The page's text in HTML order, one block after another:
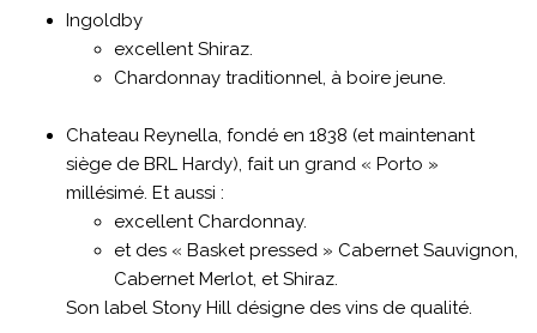
Ingoldby
excellent Shiraz.
Chardonnay traditionnel, à boire jeune.
Chateau Reynella, fondé en 1838 (et maintenant
siège de BRL Hardy), fait un grand « Porto »
millésimé. Et aussi :
excellent Chardonnay.
et des « Basket pressed » Cabernet Sauvignon,
Cabernet Merlot, et Shiraz.
Son label Stony Hill désigne des vins de qualité.